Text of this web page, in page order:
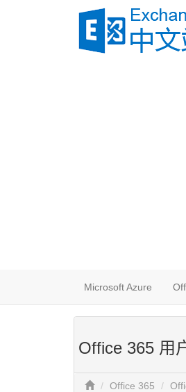
Microsoft Azure
Office 365 用
Office 365